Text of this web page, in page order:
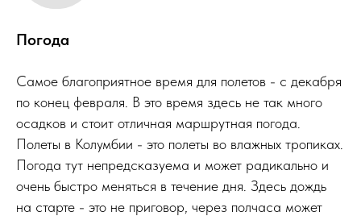
Погода
Самое благоприятное время для полетов - с декабря
по конец февраля. В это время здесь не так много
осадков и стоит отличная маршрутная погода.
Полеты в Колумбии - это полеты во влажных тропиках.
Погода тут непредсказуема и может радикально и
очень быстро меняться в течение дня. Здесь дождь
на старте - это не приговор, через полчаса может